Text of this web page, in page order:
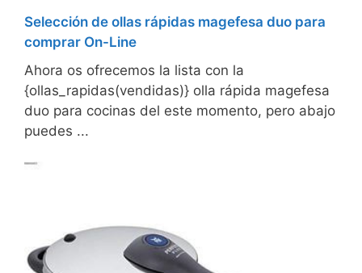
Selección de ollas rápidas magefesa duo para
comprar On-Line
Ahora os ofrecemos la lista con la
{ollas_rapidas(vendidas)} olla rápida magefesa
duo para cocinas del este momento, pero abajo
puedes ...